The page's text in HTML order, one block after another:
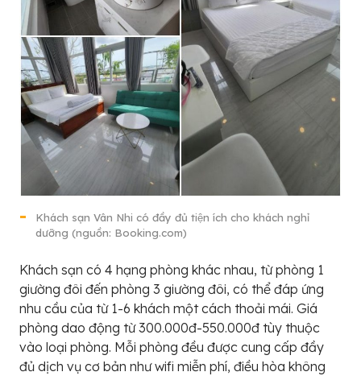
Khách sạn Vân Nhi có đầy đủ tiện ích cho khách nghỉ
dưỡng (nguồn: Booking.com)
Khách sạn có 4 hạng phòng khác nhau, từ phòng 1
giường đôi đến phòng 3 giường đôi, có thể đáp ứng
nhu cầu của từ 1-6 khách một cách thoải mái. Giá
phòng dao động từ 300.000đ-550.000đ tùy thuộc
vào loại phòng. Mỗi phòng đều được cung cấp đầy
đủ dịch vụ cơ bản như wifi miễn phí, điều hòa không